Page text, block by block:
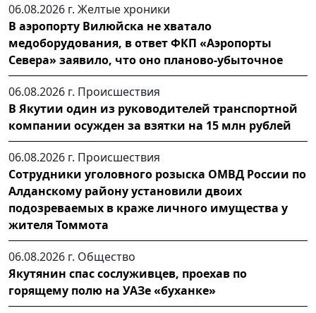
06.08.2026 г. Желтые хроники
В аэропорту Вилюйска не хватало
медоборудования, в ответ ФКП «Аэропорты
Севера» заявило, что оно планово-убыточное
06.08.2026 г. Происшествия
В Якутии один из руководителей транспортной
компании осужден за взятки на 15 млн рублей
06.08.2026 г. Происшествия
Сотрудники уголовного розыска ОМВД России по
Алданскому району установили двоих
подозреваемых в краже личного имущества у
жителя Томмота
06.08.2026 г. Общество
Якутянин спас сослуживцев, проехав по
горящему полю на УАЗе «буханке»